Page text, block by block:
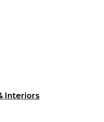
Interiors